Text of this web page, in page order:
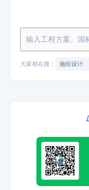
大家都在搜： 施组设计